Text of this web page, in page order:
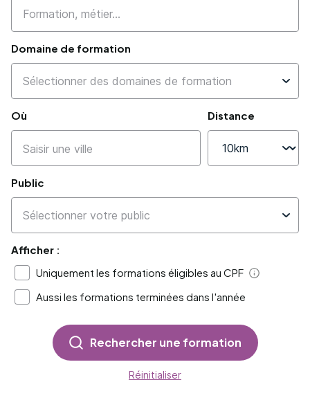
Domaine de formation
Où Distance
Public
Afficher :
Uniquement les formations éligibles au CPF
Aide
Aussi les formations terminées dans l'année
Rechercher une formation
Réinitialiser